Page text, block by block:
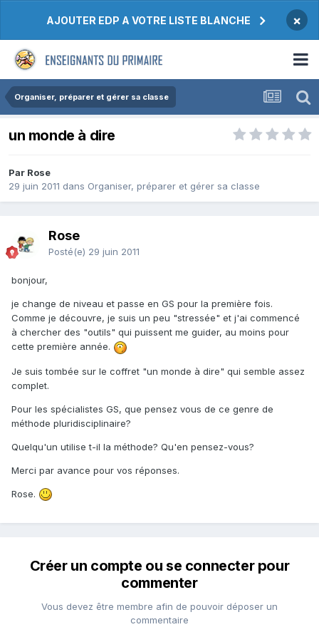
AJOUTER EDP A VOTRE LISTE BLANCHE ×
Organiser, préparer et gérer sa classe
un monde à dire
Par Rose
29 juin 2011 dans Organiser, préparer et gérer sa classe
Rose
Posté(e) 29 juin 2011
bonjour,
je change de niveau et passe en GS pour la première fois.
Comme je découvre, je suis un peu "stressée" et j'ai commencé
à chercher des "outils" qui puissent me guider, au moins pour
cette première année.
Je suis tombée sur le coffret "un monde à dire" qui semble assez
complet.
Pour les spécialistes GS, que pensez vous de ce genre de
méthode pluridisciplinaire?
Quelqu'un utilise t-il la méthode? Qu'en pensez-vous?
Merci par avance pour vos réponses.
Rose.
Créer un compte ou se connecter pour
commenter
Vous devez être membre afin de pouvoir déposer un
commentaire